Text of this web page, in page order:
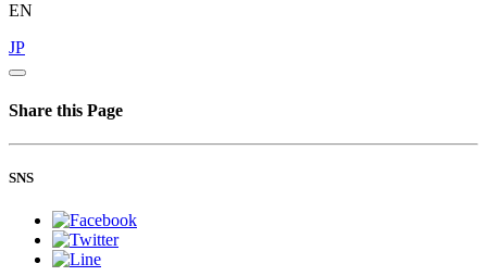
EN
JP
Share this Page
SNS